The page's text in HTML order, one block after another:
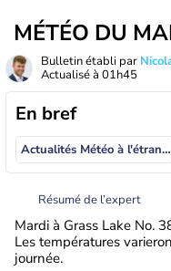
MÉTÉO DU
Bulletin établi par
Actualisé à 01h45
En bref
Actualités Météo à l'étranger
Résumé de l’expert
Mardi à Grass Lake No.
Les températures
journée.